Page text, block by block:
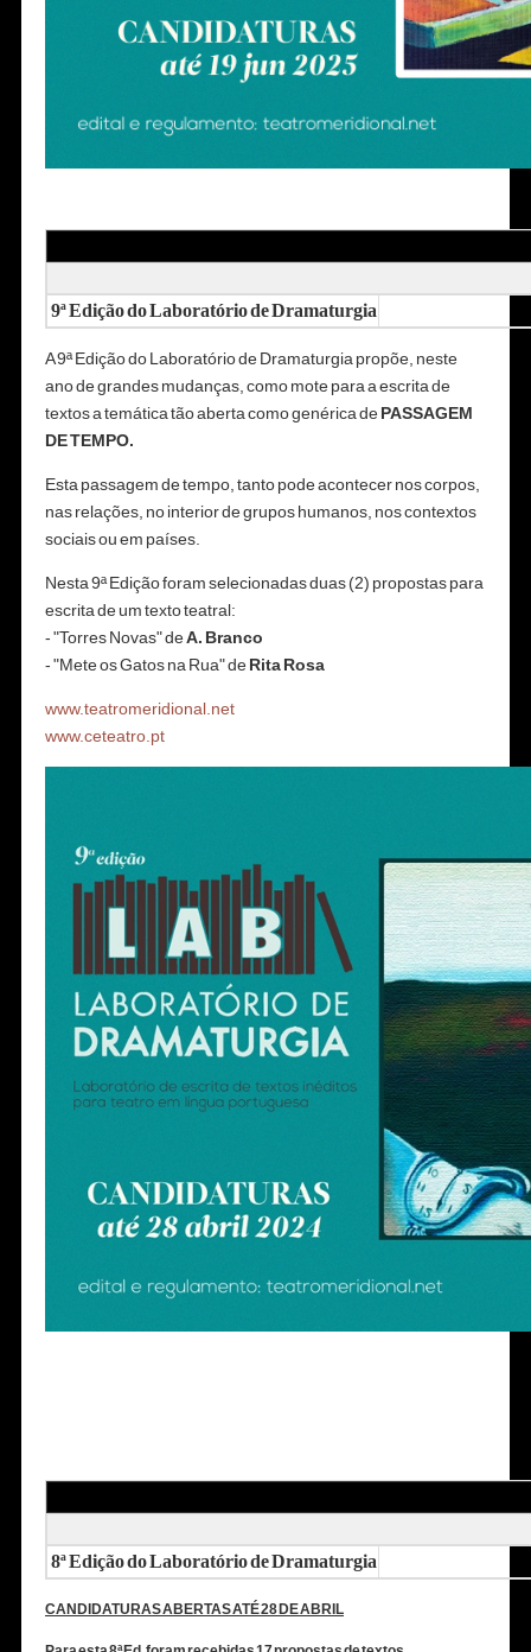
9ª Edição do Laboratório de Dramaturgia
A 9ª Edição do Laboratório de Dramaturgia propõe, neste
ano de grandes mudanças, como mote para a escrita de
textos a temática tão aberta como genérica dePASSAGEM
DE TEMPO.
Esta passagem de tempo, tanto pode acontecer nos corpos,
nas relações, no interior de grupos humanos, nos contextos
sociais ou em países.
Nesta 9ª Edição foram selecionadas duas (2) propostas para
escrita de um texto teatral:
- "Torres Novas" deA. Branco
- "Mete os Gatos na Rua" deRita Rosa
www.teatromeridional.net
www.ceteatro.pt
8ª Edição do Laboratório de Dramaturgia
CANDIDATURAS ABERTAS ATÉ 28 DE ABRIL